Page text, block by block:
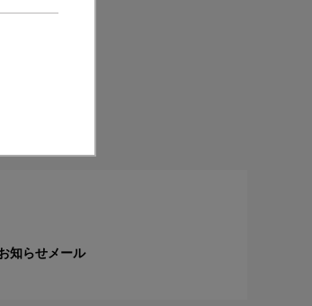
知らせメール